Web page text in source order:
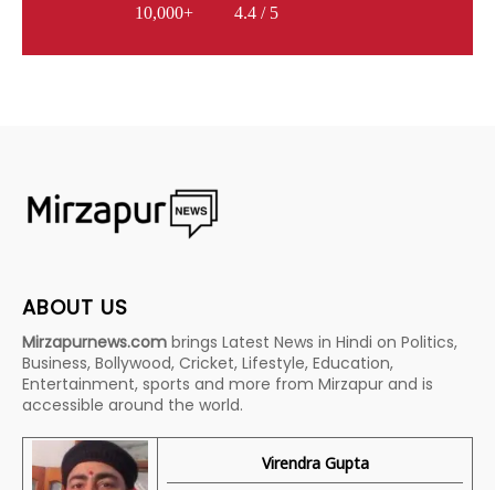
10,000+
4.4 / 5
ABOUT US
Mirzapurnews.com brings Latest News in Hindi on Politics,
Business, Bollywood, Cricket, Lifestyle, Education,
Entertainment, sports and more from Mirzapur and is
accessible around the world.
Virendra Gupta